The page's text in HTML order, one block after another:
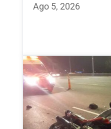
Ago 5, 2026